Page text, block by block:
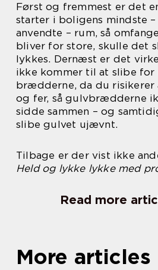
Først og fremmest er det
starter i boligens mindste
anvendte – rum, så
bliver for store, skulle det
lykkes. Dernæst er det
ikke kommer til at slibe for
brædderne, da du
og fer, så gulvbrædderne
sidde sammen – og
slibe gulvet ujævnt.
Tilbage er der vist ikke
Held og lykke lykke med
Read more
More articles